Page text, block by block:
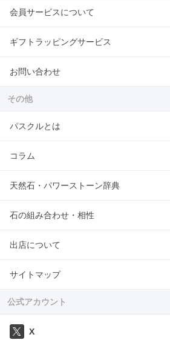
会員サービスについて
ギフトラッピングサービス
お問い合わせ
その他
パスクルとは
コラム
天然石・パワーストーン辞典
石の組み合わせ・相性
出店について
サイトマップ
公式アカウント
X